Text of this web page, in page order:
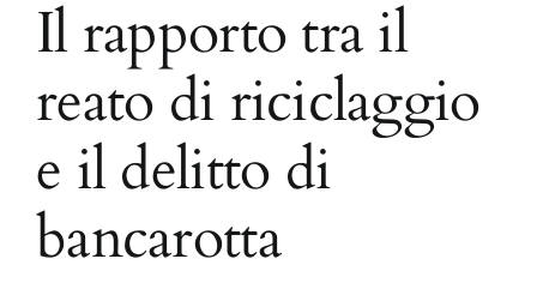
Il rapporto tra il
reato di riciclaggio
e il delitto di
bancarotta